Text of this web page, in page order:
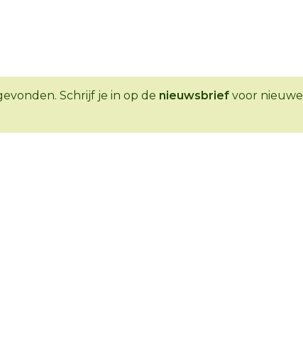
Schrijf je in op de nieuwsbrief voor nieuwe